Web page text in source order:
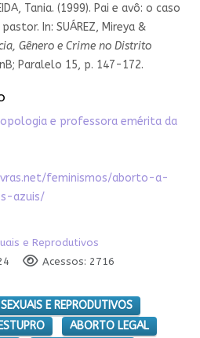
Tania. (1999). Pai e avô: o caso
In: SUÁREZ, Mireya &
Gênero e Crime no Distrito
Paralelo 15, p. 147-172.
e professora emérita da
feminismos/aborto-a-
azuis/
e Reprodutivos
Acessos: 2716
E REPRODUTIVOS
ESTUPRO
ABORTO LEGAL